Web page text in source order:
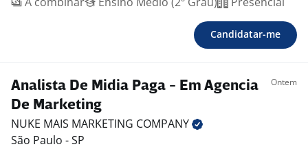
Candidatar-me
Analista De Midia Paga - Em Agencia
De Marketing
Ontem
NUKE MAIS MARKETING COMPANY
São Paulo - SP